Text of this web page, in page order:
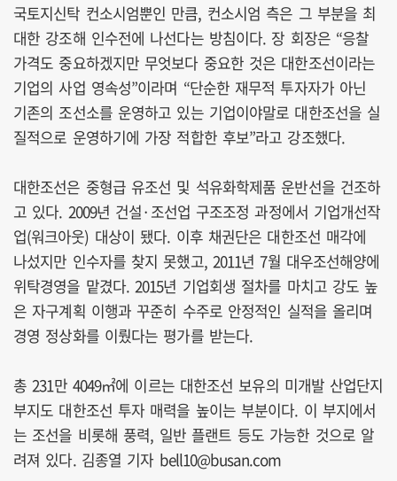
국토지신탁 컨소시엄뿐인 만큼, 컨소시엄 측은 그 부분을 최
대한 강조해 인수전에 나선다는 방침이다. 장 회장은 “응찰
가격도 중요하겠지만 무엇보다 중요한 것은 대한조선이라는
기업의 사업 영속성”이라며 “단순한 재무적 투자자가 아닌
기존의 조선소를 운영하고 있는 기업이야말로 대한조선을 실
질적으로 운영하기에 가장 적합한 후보”라고 강조했다.
대한조선은 중형급 유조선 및 석유화학제품 운반선을 건조하
고 있다. 2009년 건설·조선업 구조조정 과정에서 기업개선작
업(워크아웃) 대상이 됐다. 이후 채권단은 대한조선 매각에
나섰지만 인수자를 찾지 못했고, 2011년 7월 대우조선해양에
위탁경영을 맡겼다. 2015년 기업회생 절차를 마치고 강도 높
은 자구계획 이행과 꾸준히 수주로 안정적인 실적을 올리며
경영 정상화를 이뤘다는 평가를 받는다.
총 231만 4049㎡에 이르는 대한조선 보유의 미개발 산업단지
부지도 대한조선 투자 매력을 높이는 부분이다. 이 부지에서
는 조선을 비롯해 풍력, 일반 플랜트 등도 가능한 것으로 알
려져 있다. 김종열 기자 bell10@busan.com